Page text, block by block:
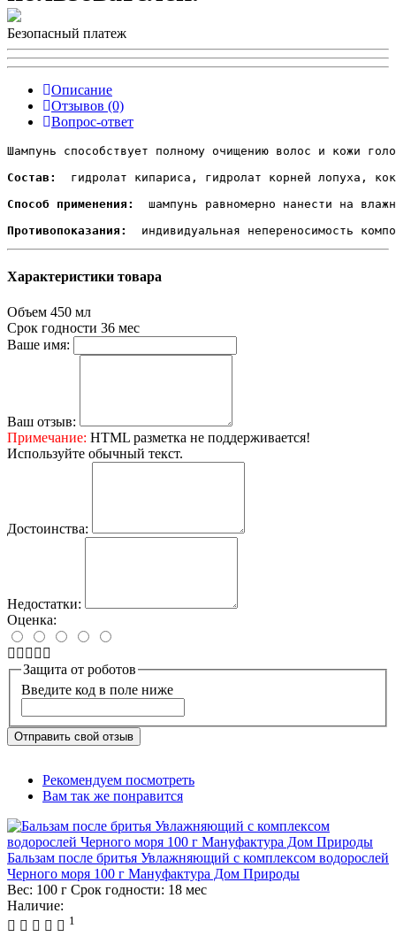
Безопасный платеж
Описание
Отзывов (0)
Вопрос-ответ
Шампунь способствует полному очищению волос и кожи
Состав:
гидролат кипариса, гидролат корней лопуха,
Способ применения:
шампунь равномерно нанести на
Противопоказания:
Характеристики товара
Объем 450 мл
Срок годности 36 мес
Ваше имя:
Ваш отзыв:
Примечание: HTML разметка не поддерживается!
Используйте обычный текст.
Достоинства:
Недостатки:
Оценка:
Защита от роботов
Введите код в поле ниже
Отправить свой отзыв
Рекомендуем посмотреть
Вам так же понравится
Бальзам после бритья Увлажняющий с комплексом водорослей
Черного моря 100 г Мануфактура Дом Природы
Вес: 100 г Срок годности: 18 мес
Наличие:
1